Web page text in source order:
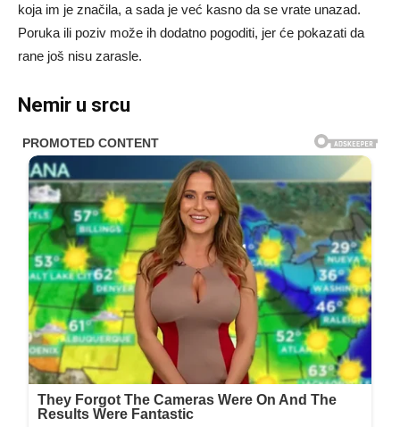
koja im je značila, a sada je već kasno da se vrate unazad.
Poruka ili poziv može ih dodatno pogoditi, jer će pokazati da
rane još nisu zarasle.
Nemir u srcu